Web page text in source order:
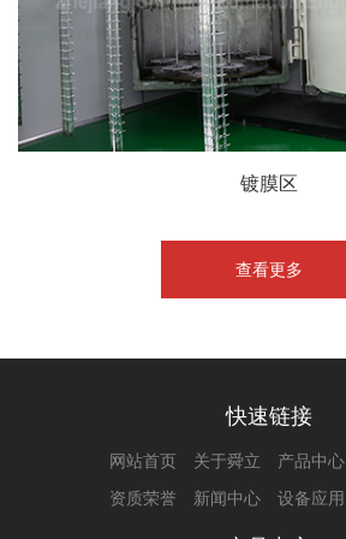
镀膜区
查看更多
快速链接
网站首页 关于舜立 产品中心
资质荣誉
新闻中心 设备应用